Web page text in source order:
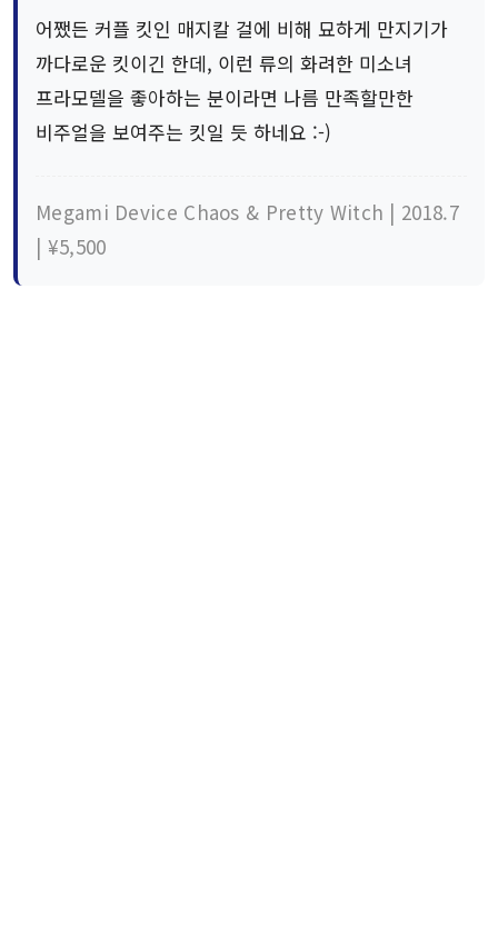
어쨌든 커플 킷인 매지칼 걸에 비해 묘하게 만지기가
까다로운 킷이긴 한데, 이런 류의 화려한 미소녀
프라모델을 좋아하는 분이라면 나름 만족할만한
비주얼을 보여주는 킷일 듯 하네요 :-)
Megami Device Chaos & Pretty Witch | 2018.7
| ¥5,500